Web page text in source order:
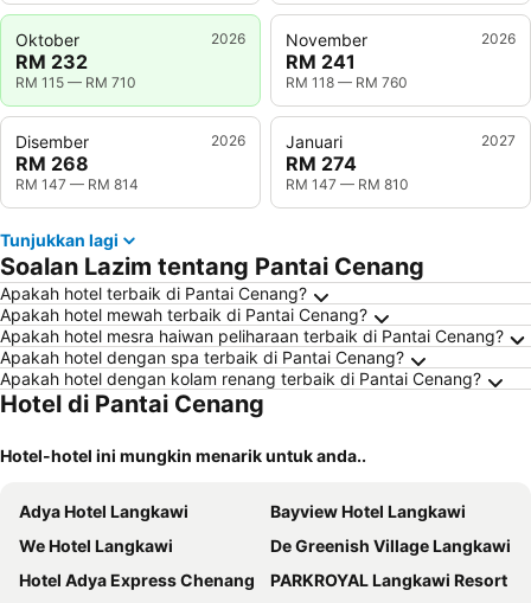
Oktober 2026
RM 232
RM 115 — RM 710
November 2026
RM 241
RM 118 — RM 760
Disember 2026
RM 268
RM 147 — RM 814
Januari 2027
RM 274
RM 147 — RM 810
Tunjukkan lagi
Soalan Lazim tentang Pantai Cenang
Apakah hotel terbaik di Pantai Cenang?
Apakah hotel mewah terbaik di Pantai Cenang?
Apakah hotel mesra haiwan peliharaan terbaik di Pantai Cenang?
Apakah hotel dengan spa terbaik di Pantai Cenang?
Apakah hotel dengan kolam renang terbaik di Pantai Cenang?
Hotel di Pantai Cenang
Hotel-hotel ini mungkin menarik untuk anda..
Adya Hotel Langkawi
Bayview Hotel Langkawi
We Hotel Langkawi
De Greenish Village Langkawi
Hotel Adya Express Chenang
PARKROYAL Langkawi Resort